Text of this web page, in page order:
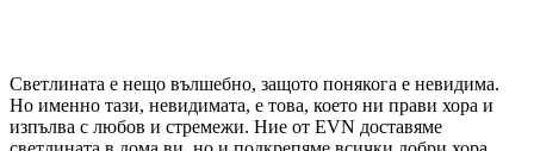
Светлината е нещо вълшебно, защото понякога е невидима.
Но именно тази, невидимата, е това, което ни прави хора и
изпълва с любов и стремежи. Ние от EVN доставяме